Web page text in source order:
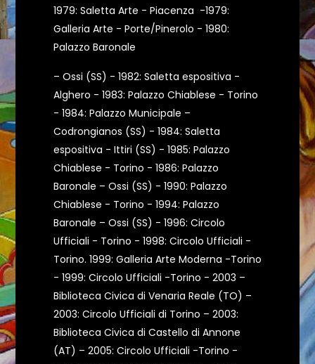
1979: Saletta Arte - Piacenza -1979:
Galleria Arte - Porte/Pinerolo - 1980:
Palazzo Baronale
– Ossi (SS) - 1982: Saletta espositiva -
Alghero - 1983: Palazzo Chiablese - Torino
- 1984: Palazzo Municipale –
Codrongianos (SS) - 1984: Saletta
espositiva - Ittiri (SS) - 1985: Palazzo
Chiablese - Torino - 1986: Palazzo
Baronale – Ossi (SS) - 1990: Palazzo
Chiablese - Torino - 1994: Palazzo
Baronale – Ossi (SS) - 1996: Circolo
Ufficiali - Torino - 1998: Circolo Ufficiali -
Torino. 1999: Galleria Arte Moderna -Torino
- 1999: Circolo Ufficiali -Torino - 2003 –
Biblioteca Civica di Venaria Reale (TO) –
2003: Circolo Ufficiali di Torino – 2003:
Biblioteca Civica di Castello di Annone
(AT) – 2005: Circolo Ufficiali -Torino -